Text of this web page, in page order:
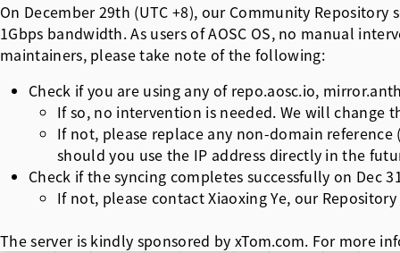
On December 29th (UTC +8), our Community
1Gbps bandwidth. As users of AOSC OS, no manual
maintainers, please take note of the following:
Check if you are using any of repo.aosc.io,
If so, no intervention is needed. We will change
If not, please replace any non-domain reference
should you use the IP address directly in the
Check if the syncing completes successfully on Dec
If not, please contact Xiaoxing Ye, our
The server is kindly sponsored by xTom.com. For more